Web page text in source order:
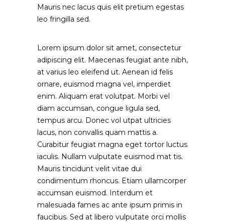
Mauris nec lacus quis elit pretium egestas
leo fringilla sed.
Lorem ipsum dolor sit amet, consectetur
adipiscing elit. Maecenas feugiat ante nibh,
at varius leo eleifend ut. Aenean id felis
ornare, euismod magna vel, imperdiet
enim. Aliquam erat volutpat. Morbi vel
diam accumsan, congue ligula sed,
tempus arcu. Donec vol utpat ultricies
lacus, non convallis quam mattis a.
Curabitur feugiat magna eget tortor luctus
iaculis. Nullam vulputate euismod mat tis.
Mauris tincidunt velit vitae dui
condimentum rhoncus. Etiam ullamcorper
accumsan euismod. Interdum et
malesuada fames ac ante ipsum primis in
faucibus. Sed at libero vulputate orci mollis